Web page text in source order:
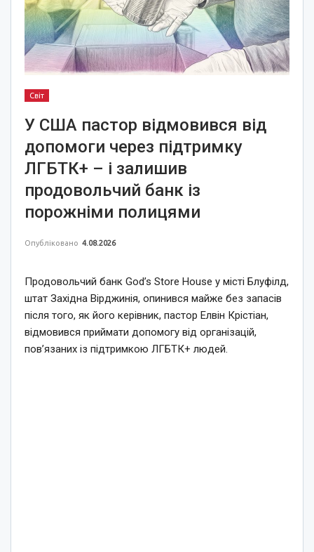
Світ
У США пастор відмовився від
допомоги через підтримку
ЛГБТК+ – і залишив
продовольчий банк із
порожніми полицями
Опубліковано 4.08.2026
Продовольчий банк God’s Store House у місті Блуфілд,
штат Західна Вірджинія, опинився майже без запасів
після того, як його керівник, пастор Елвін Крістіан,
відмовився приймати допомогу від організацій,
пов’язаних із підтримкою ЛГБТК+ людей.